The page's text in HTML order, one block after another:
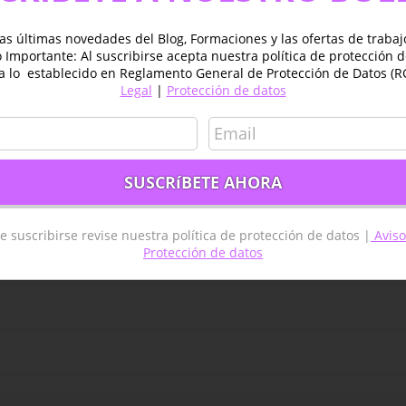
estudiantes y profesionales que estén
Es necesario tener conocimientos básicos de
la formación aportada así como de nociones
últimas novedades del Blog, Formaciones y las ofertas de
Importante: Al suscribirse acepta nuestra política de protección
lo establecido en Reglamento General de Protección de Datos
Legal | Protección de datos
suscribirse revise nuestra política de protección de datos |
Protección de datos